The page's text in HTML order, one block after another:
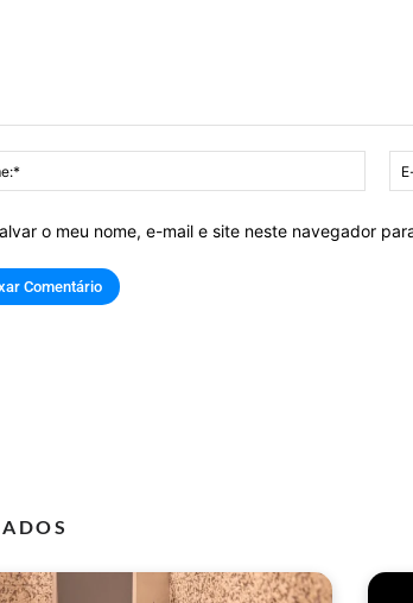
Nome:*
o meu nome, e-mail e site neste navegador